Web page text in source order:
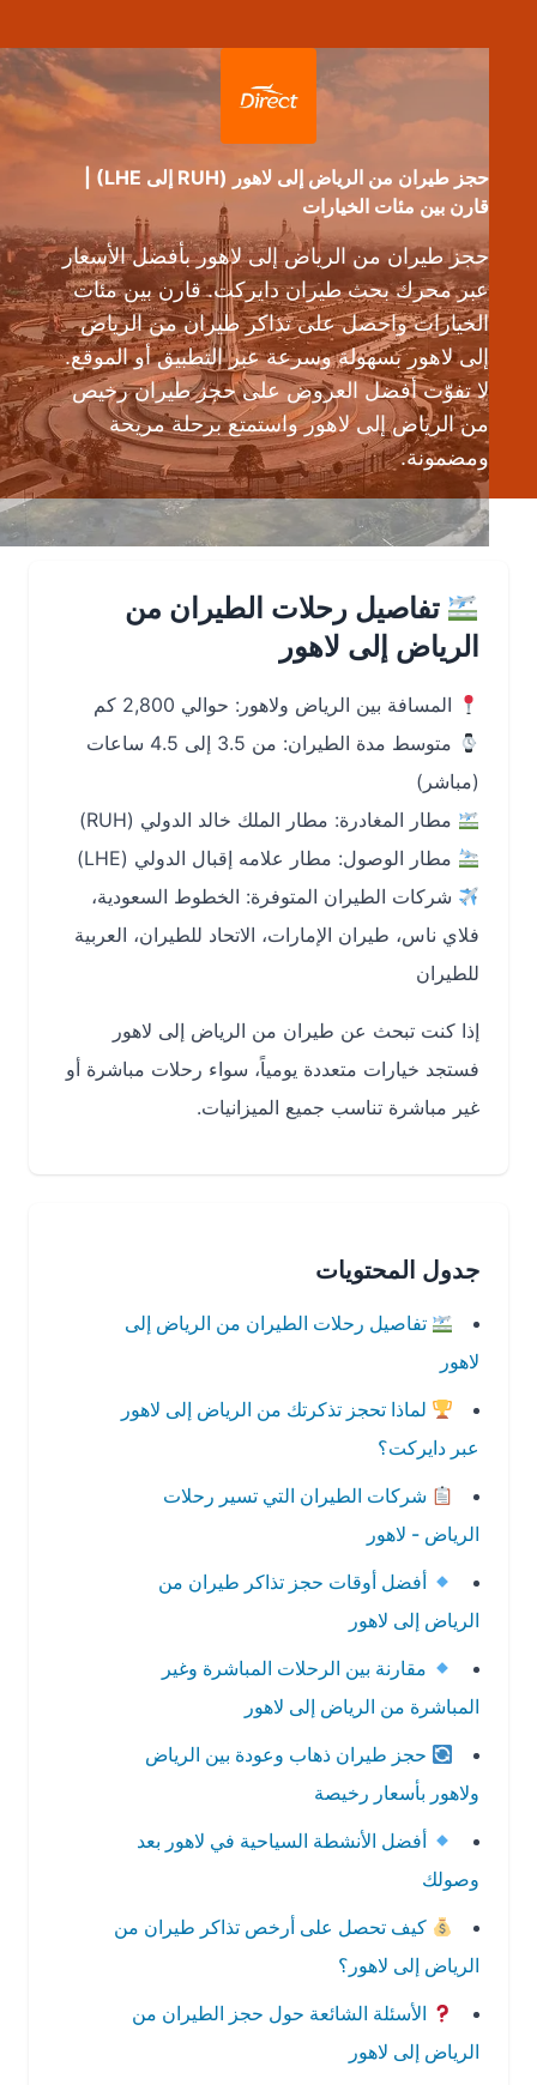
حجز طيران من الرياض إلى لاهور (RUH إلى LHE) |
قارن بين مئات الخيارات
حجز طيران من الرياض إلى لاهور بأفضل الأسعار
عبر محرك بحث طيران دايركت. قارن بين مئات
الخيارات واحصل على تذاكر طيران من الرياض
إلى لاهور بسهولة وسرعة عبر التطبيق أو الموقع.
لا تفوّت أفضل العروض على حجز طيران رخيص
من الرياض إلى لاهور واستمتع برحلة مريحة
ومضمونة.
تفاصيل رحلات الطيران من
الرياض إلى لاهور
المسافة بين الرياض ولاهور: حوالي 2,800 كم
متوسط مدة الطيران: من 3.5 إلى 4.5 ساعات
(مباشر)
مطار المغادرة: مطار الملك خالد الدولي (RUH)
مطار الوصول: مطار علامه إقبال الدولي (LHE)
شركات الطيران المتوفرة: الخطوط السعودية،
فلاي ناس، طيران الإمارات، الاتحاد للطيران، العربية
للطيران
إذا كنت تبحث عن طيران من الرياض إلى لاهور
فستجد خيارات متعددة يومياً، سواء رحلات مباشرة أو
غير مباشرة تناسب جميع الميزانيات.
جدول المحتويات
تفاصيل رحلات الطيران من الرياض إلى
لماذا تحجز تذكرتك من الرياض إلى لاهور
عبر دايركت؟
شركات الطيران التي تسير رحلات
الرياض - لاهور
أفضل أوقات حجز تذاكر طيران من
الرياض إلى لاهور
مقارنة بين الرحلات المباشرة وغير
المباشرة من الرياض إلى لاهور
حجز طيران ذهاب وعودة بين الرياض
ولاهور بأسعار رخيصة
أفضل الأنشطة السياحية في لاهور بعد
وصولك
كيف تحصل على أرخص تذاكر طيران من
الرياض إلى لاهور؟
الأسئلة الشائعة حول حجز الطيران من
الرياض إلى لاهور